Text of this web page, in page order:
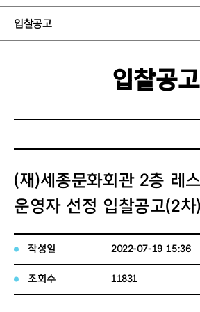
입찰공고
입찰공고
(재)세종문화회관 2층 레
운영자 선정 입찰공고(2차)
작성일 2022-07-19 15:36
조회수 11831